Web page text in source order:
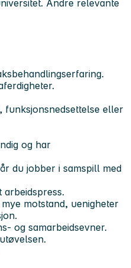
Andre relevante
funksjonsnedsettelse eller
og har
du jobber i samspill med
motstand, uenigheter
og samarbeidsevner.